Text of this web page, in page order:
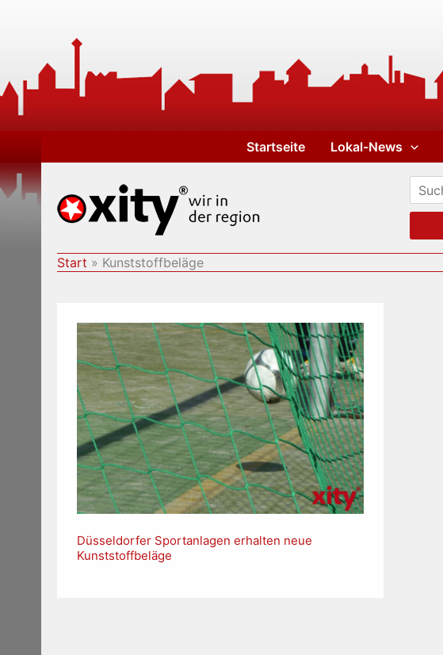
Startseite Lokal-News
Start Kunststoffbeläge
Düsseldorfer Sportanlagen erhalten neue
Kunststoffbeläge